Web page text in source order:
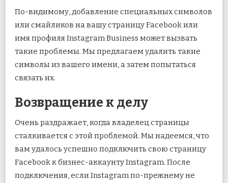
По-видимому, добавление специальных символов
или смайликов на вашу страницу Facebook или
имя профиля Instagram Business может вызвать
такие проблемы. Мы предлагаем удалить такие
символы из вашего имени, а затем попытаться
связать их.
Возвращение к делу
Очень раздражает, когда владелец страницы
сталкивается с этой проблемой. Мы надеемся, что
вам удалось успешно подключить свою страницу
Facebook к бизнес-аккаунту Instagram. После
подключения, если Instagram по-прежнему не